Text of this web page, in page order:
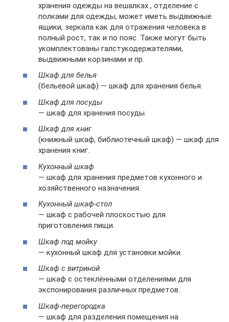
хранения одежды на вешалках , отделение с
полками для одежды, может иметь выдвижные
ящики, зеркала как для отражения человека в
полный рост, так и по пояс. Также могут быть
укомплектованы галстукодержателями,
выдвижными корзинами и пр.
Шкаф для белья
(бельевой шкаф) — шкаф для хранения белья.
Шкаф для посуды
— шкаф для хранения посуды.
Шкаф для книг
(книжный шкаф, библиотечный шкаф) — шкаф для
хранения книг.
Кухонный шкаф
— шкаф для хранения предметов кухонного и
хозяйственного назначения.
Кухонный шкаф-стол
— шкаф с рабочей плоскостью для
приготовления пищи.
Шкаф под мойку
— кухонный шкаф для установки мойки.
Шкаф с витриной
— шкаф с остеклёнными отделениями для
экспонирования различных предметов.
Шкаф-перегородка
— шкаф для разделения помещения на